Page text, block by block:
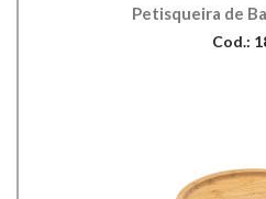
Petisqueira de
Cod.: